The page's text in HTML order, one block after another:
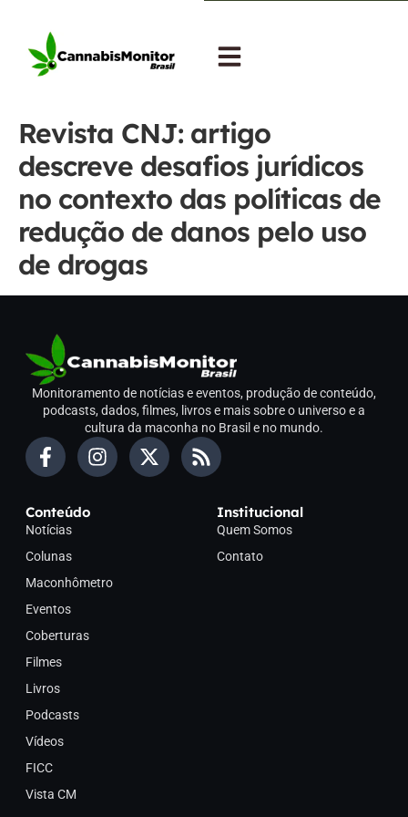
Revista CNJ: artigo
descreve desafios jurídicos
no contexto das políticas de
redução de danos pelo uso
de drogas
Monitoramento de notícias e eventos, produção de conteúdo,
podcasts, dados, filmes, livros e mais sobre o universo e a
cultura da maconha no Brasil e no mundo.
Conteúdo
Notícias
Colunas
Maconhômetro
Eventos
Coberturas
Filmes
Livros
Podcasts
Vídeos
FICC
Vista CM
Institucional
Quem Somos
Contato